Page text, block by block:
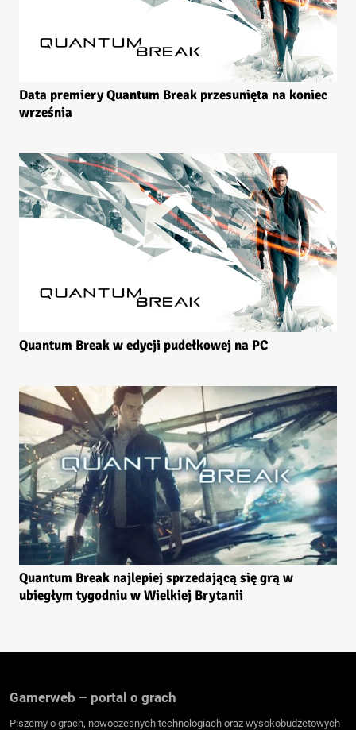
Data premiery Quantum Break przesunięta na koniec
września
Quantum Break w edycji pudełkowej na PC
Quantum Break najlepiej sprzedającą się grą w
ubiegłym tygodniu w Wielkiej Brytanii
Gamerweb – portal o grach
Piszemy o grach, nowoczesnych technologiach oraz wysokobudżetowych